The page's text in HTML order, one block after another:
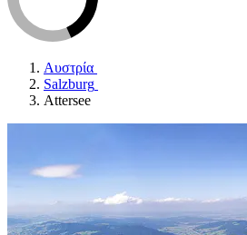
Αυστρία
Salzburg
Attersee